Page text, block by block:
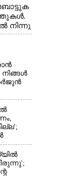
നിന്നു
രമേശ്
കേരള